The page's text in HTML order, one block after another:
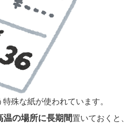
殊な紙が使われています。
温の場所に長期間置いておくと、